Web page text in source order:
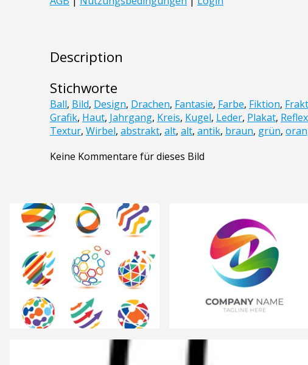
Description
Stichworte
Ball, Bild, Design, Drachen, Fantasie, Farbe, Fiktion,
Grafik, Haut, Jahrgang, Kreis, Kugel, Leder, Plakat,
Textur, Wirbel, abstrakt, alt, alt, antik, braun, grün,
Keine Kommentare für dieses Bild